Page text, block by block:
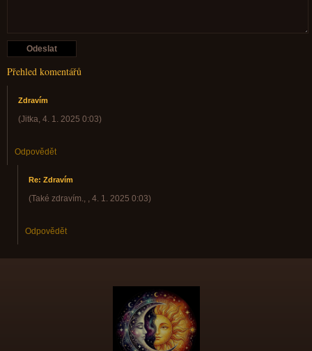
Přehled komentářů
Zdravím
(Jitka, 4. 1. 2025 0:03)
Odpovědět
Re: Zdravím
(Také zdravím., , 4. 1. 2025 0:03)
Odpovědět